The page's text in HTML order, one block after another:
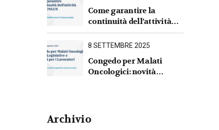
Come garantire la
continuità dell’attività
per le ONLUS : iscrizione
al RUNTS entro il
8 SETTEMBRE 2025
Congedo per Malati
Oncologici: novità
Archivio